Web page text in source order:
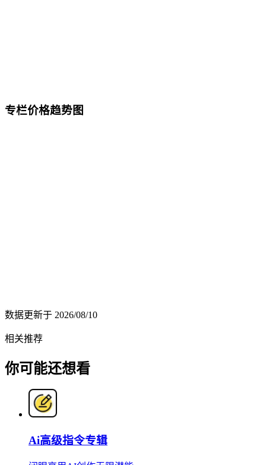
专栏价格趋势图
数据更新于 2026/08/10
相关推荐
你可能还想看
Ai高级指令专辑